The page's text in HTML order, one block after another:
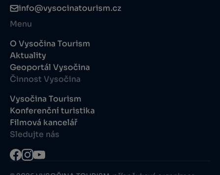
info@vysocinatourism.cz
Menu
O Vysočina Tourism
Aktuality
Geoportál Vysočina
Činnost Vysočina
Vysočina Tourism
Konferenční turistika
Filmová kancelář
Sledujte nás